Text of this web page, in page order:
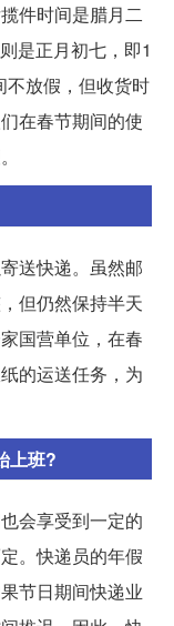
件时间是腊月二
是正月初七，即1
不放假，但收货时
在春节期间的使
送快递。虽然邮
但仍然保持半天
国营单位，在春
的运送任务，为
上班?
会享受到一定的
。快递员的年假
节日期间快递业